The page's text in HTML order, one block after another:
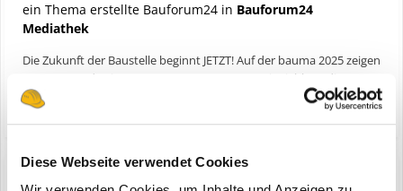
Diese Webseite verwendet Cookies
ein Thema erstellte Bauforum24 in Bauforum24
Mediathek
Die Zukunft der Baustelle beginnt JETZT! Auf der bauma 2025 zeigen
Hexagon und Leica Geosystems zusammen mit Liebherr die
neuesten Innovationen für den Baualltag: automatisierte
Baumaschinen, 3D-Laserscanner, Robotik und GPS-Steuerung. Wir
28. April 2025 (und 14 weitere)